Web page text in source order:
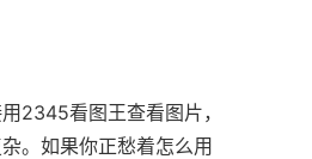
2345看图王查看图片，
。如果你正愁着怎么用